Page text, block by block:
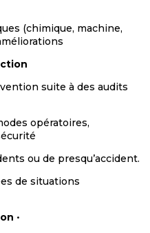
(chimique, machine,
suite à des audits
opératoires,
ou de presqu’accident.
de situations
•